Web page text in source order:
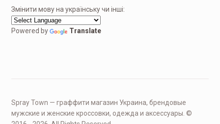
Змінити мову на українську чи інші:
Powered by Translate
Spray Town — граффити магазин Украина, брендовые
мужские и женские кроссовки, одежда и аксессуары. ©